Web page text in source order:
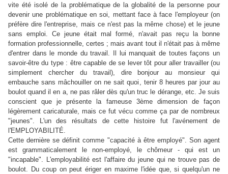
vite été isolé de la problématique de la globalité de la personne pour
devenir une problématique en soi, mettant face à face l'employeur (on
préfère dire l'entreprise, mais ce n'est pas la même chose) et le jeune
sans emploi. Ce jeune était mal formé, n'avait pas reçu la bonne
formation professionnelle, certes ; mais avant tout il n'était pas à même
d'entrer dans le monde du travail. Il lui manquait de toutes façons un
savoir-être du type : être capable de se lever tôt pour aller travailler (ou
simplement chercher du travail), dire bonjour au monsieur qui
embauche sans mâchouiller on ne sait quoi, tenir 8 heures par jour au
boulot quand il en a, ne pas râler dès qu'un truc le dérange, etc. Je suis
conscient que je présente la fameuse 3ème dimension de façon
légèrement caricaturale, mais ce fut vécu comme ça par de nombreux
"jeunes". L'un des résultats de cette histoire fut l'avénement de
l'EMPLOYABILITÉ.
Cette dernière se définit comme "capacité à être employé". Son agent
est grammaticalement le non-employé, le chômeur - qui est un
"incapable". L'employabilité est l'affaire du jeune qui ne trouve pas de
boulot. Du coup on peut ériger en maxime l'idée que, si quelqu'un ne